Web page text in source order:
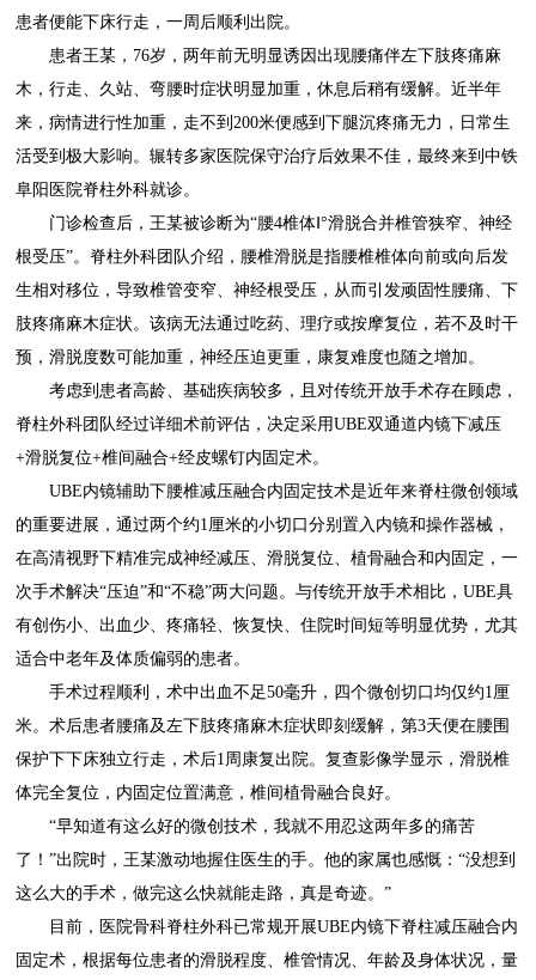
患者便能下床行走，一周后顺利出院。
患者王某，76岁，两年前无明显诱因出现腰痛伴左下肢疼痛麻
木，行走、久站、弯腰时症状明显加重，休息后稍有缓解。近半年
来，病情进行性加重，走不到200米便感到下腿沉疼痛无力，日常生
活受到极大影响。辗转多家医院保守治疗后效果不佳，最终来到中铁
阜阳医院脊柱外科就诊。
门诊检查后，王某被诊断为“腰4椎体Ⅰ°滑脱合并椎管狭窄、神经
根受压”。脊柱外科团队介绍，腰椎滑脱是指腰椎椎体向前或向后发
生相对移位，导致椎管变窄、神经根受压，从而引发顽固性腰痛、下
肢疼痛麻木症状。该病无法通过吃药、理疗或按摩复位，若不及时干
预，滑脱度数可能加重，神经压迫更重，康复难度也随之增加。
考虑到患者高龄、基础疾病较多，且对传统开放手术存在顾虑，
脊柱外科团队经过详细术前评估，决定采用UBE双通道内镜下减压
+滑脱复位+椎间融合+经皮螺钉内固定术。
UBE内镜辅助下腰椎减压融合内固定技术是近年来脊柱微创领域
的重要进展，通过两个约1厘米的小切口分别置入内镜和操作器械，
在高清视野下精准完成神经减压、滑脱复位、植骨融合和内固定，一
次手术解决“压迫”和“不稳”两大问题。与传统开放手术相比，UBE具
有创伤小、出血少、疼痛轻、恢复快、住院时间短等明显优势，尤其
适合中老年及体质偏弱的患者。
手术过程顺利，术中出血不足50毫升，四个微创切口均仅约1厘
米。术后患者腰痛及左下肢疼痛麻木症状即刻缓解，第3天便在腰围
保护下下床独立行走，术后1周康复出院。复查影像学显示，滑脱椎
体完全复位，内固定位置满意，椎间植骨融合良好。
“早知道有这么好的微创技术，我就不用忍这两年多的痛苦
了！”出院时，王某激动地握住医生的手。他的家属也感慨：“没想到
这么大的手术，做完这么快就能走路，真是奇迹。”
目前，医院骨科脊柱外科已常规开展UBE内镜下脊柱减压融合内
固定术，根据每位患者的滑脱程度、椎管情况、年龄及身体状况，量